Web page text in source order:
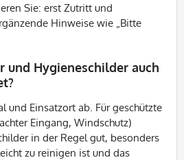
Sie: erst Zutritt und
Hinweise wie „Bitte
und Hygieneschilder auch
und Einsatzort ab. Für geschützte
Eingang, Windschutz)
in der Regel gut, besonders
zu reinigen ist und das